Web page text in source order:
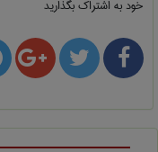
خود به اشتراک بگذارید